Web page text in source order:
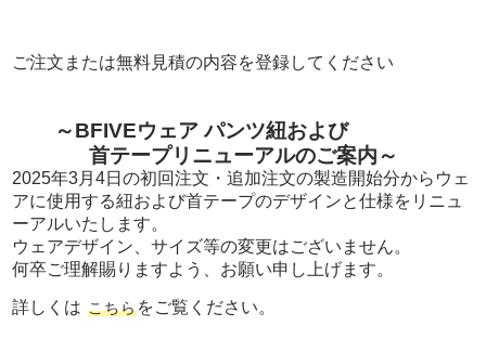
ご注文または無料見積の内容を登録してください
～BFIVEウェア パンツ紐および
首テープリニューアルのご案内～
2025年3月4日の初回注文・追加注文の製造開始分からウェ
アに使用する紐および首テープのデザインと仕様をリニュ
ーアルいたします。
ウェアデザイン、サイズ等の変更はございません。
何卒ご理解賜りますよう、お願い申し上げます。
詳しくは こちらをご覧ください。